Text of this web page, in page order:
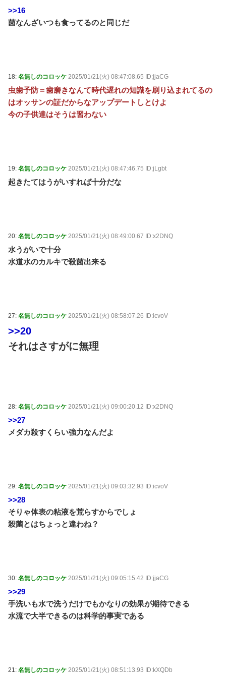
>>16
菌なんざいつも食ってるのと同じだ
18: 名無しのコロッケ 2025/01/21(火) 08:47:08.65 ID:jjaCG
虫歯予防＝歯磨きなんて時代遅れの知識を刷り込まれてるの
はオッサンの証だからなアップデートしとけよ
今の子供達はそうは習わない
19: 名無しのコロッケ 2025/01/21(火) 08:47:46.75 ID:jLgbt
起きたてはうがいすれば十分だな
20: 名無しのコロッケ 2025/01/21(火) 08:49:00.67 ID:x2DNQ
水うがいで十分
水道水のカルキで殺菌出来る
27: 名無しのコロッケ 2025/01/21(火) 08:58:07.26 ID:icvoV
>>20
それはさすがに無理
28: 名無しのコロッケ 2025/01/21(火) 09:00:20.12 ID:x2DNQ
>>27
メダカ殺すくらい強力なんだよ
29: 名無しのコロッケ 2025/01/21(火) 09:03:32.93 ID:icvoV
>>28
そりゃ体表の粘液を荒らすからでしょ
殺菌とはちょっと違わね？
30: 名無しのコロッケ 2025/01/21(火) 09:05:15.42 ID:jjaCG
>>29
手洗いも水で洗うだけでもかなりの効果が期待できる
水流で大半できるのは科学的事実である
21: 名無しのコロッケ 2025/01/21(火) 08:51:13.93 ID:kXQDb